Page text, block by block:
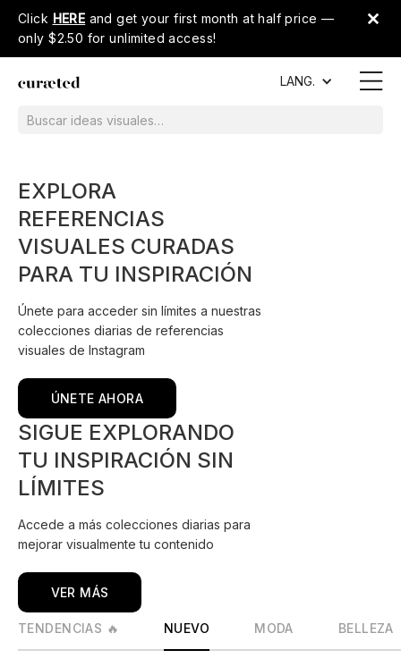
Click HERE and get your first month at half price —
only $2.50 for unlimited access!
LANG.
EXPLORA
REFERENCIAS
VISUALES CURADAS
PARA TU INSPIRACIÓN
Únete para acceder sin límites a nuestras
colecciones diarias de referencias
visuales de Instagram
ÚNETE AHORA
SIGUE EXPLORANDO
TU INSPIRACIÓN SIN
LÍMITES
Accede a más colecciones diarias para
mejorar visualmente tu contenido
VER MÁS
TENDENCIAS 🔥 NUEVO MODA BELLEZA